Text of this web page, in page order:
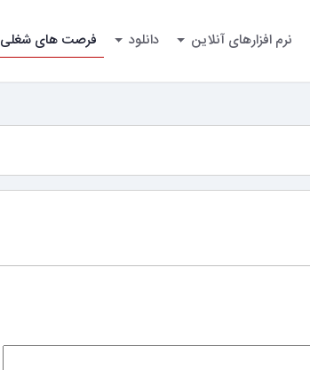
نرم افزارهای آنلاین دانلود فرصت های شغلی